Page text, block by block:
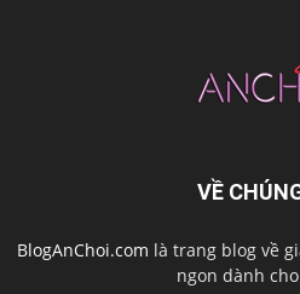
VỀ
BlogAnChoi.com là trang blog về
ngon dành